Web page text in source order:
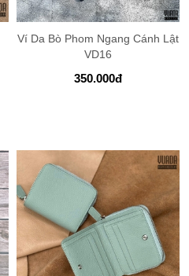
Ví Da Bò Phom Ngang Cánh Lật
VD16
350.000đ